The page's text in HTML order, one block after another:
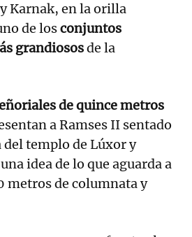
Karnak, en la orilla
de losconjuntos
grandiososde la
de quince metros
a Ramses II sentado
templo de Lúxor y
idea de lo que aguarda a
metros de columnata y